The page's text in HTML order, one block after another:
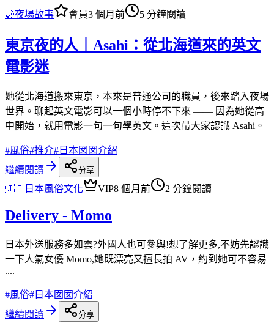
🌙夜場故事 會員3 個月前 5 分鐘閱讀
東京夜的人｜Asahi：從北海道來的英文
電影迷
她從北海道搬來東京，本來是普通公司的職員，後來踏入夜場
世界。聊起英文電影可以一個小時停不下來 —— 因為她從高
中開始，就用電影一句一句學英文。這次帶大家認識 Asahi。
#風俗#推介# 日本囡囡介紹
繼續閱讀
分享
🇯🇵 日本風俗文化 VIP8 個月前 2 分鐘閱讀
Delivery - Momo
日本外送服務多如雲?外國人也可參與!想了解更多,不妨先認識
一下人氣女優 Momo,她既漂亮又擅長拍 AV，約到她可不容易
....
#風俗# 日本囡囡介紹
繼續閱讀
分享